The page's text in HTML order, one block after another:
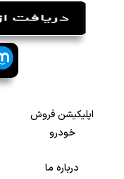
اپلیکیشن فروش
خودرو
درباره ما